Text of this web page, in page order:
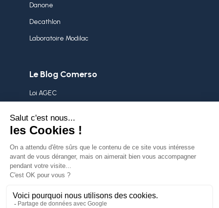
Danone
Decathlon
Laboratoire Modilac
Le Blog Comerso
Loi AGEC
Démarche RSE
Surstocks
Politique de confidentialité
Mentions légales